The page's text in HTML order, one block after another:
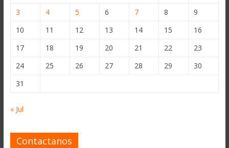
3
4 5 6 7 8
9
10
11 12 13 14 15
16
17
18 19 20 21 22
23
24
25 26 27 28 29
30
31
« Jul
Contactanos